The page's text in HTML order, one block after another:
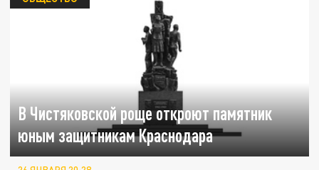
В Чистяковской роще откроют памятник
юным защитникам Краснодара